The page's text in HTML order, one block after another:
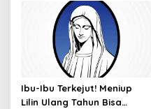
Ibu-Ibu Terkejut! Meniup
Lilin Ulang Tahun Bisa